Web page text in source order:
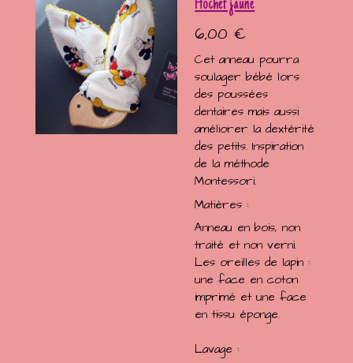
Hochet jaune
6,00 €
Cet anneau pourra
soulager bébé lors
des poussées
dentaires mais aussi
améliorer la dextérité
des petits. Inspiration
de la méthode
Montessori.
Matières :
Anneau en bois, non
traité et non verni.
Les oreilles de lapin :
une face en coton
imprimé et une face
en tissu éponge.
Lavage :